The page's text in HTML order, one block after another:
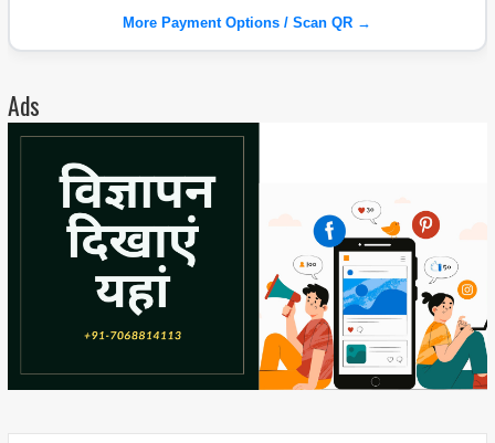
More Payment Options / Scan QR →
Ads